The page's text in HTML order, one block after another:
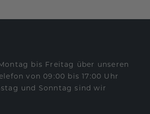
bis Freitag über unseren
von 09:00 bis 17:00 Uhr
und Sonntag sind wir